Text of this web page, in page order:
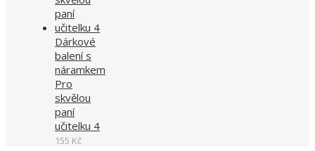
Dárkové
balení s
náramkem
Pro
skvělou
paní
učitelku 4
155 Kč